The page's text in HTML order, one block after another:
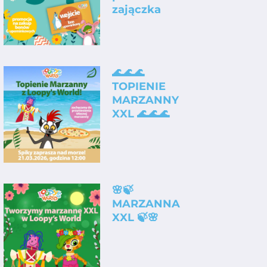
zajączka
🌊🌊🌊
TOPIENIE
MARZANNY
XXL 🌊🌊🌊
🌸🍃
MARZANNA
XXL 🍃🌸